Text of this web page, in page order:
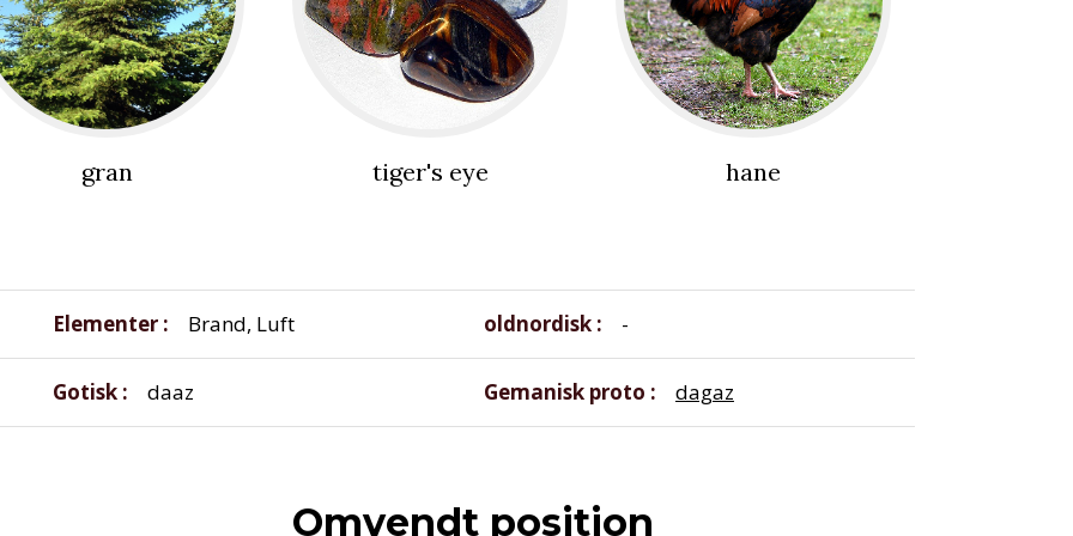
gran tiger's eye hane
Elementer Brand, Luft oldnordisk -
Gotisk daaz Gemanisk proto dagaz
Omvendt position